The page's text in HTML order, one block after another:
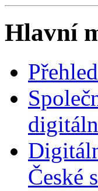
Hlavní
České